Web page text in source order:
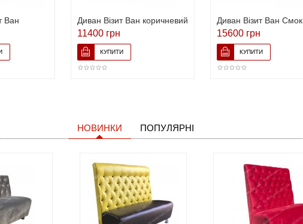
Ван Диван Візит Ван коричневий
11400 грн
Диван Візит Ван Смок
15600 грн
НОВИНКИ ПОПУЛЯРНІ